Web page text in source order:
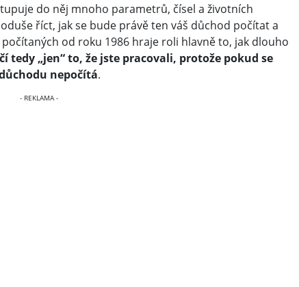
do něj mnoho parametrů, čísel a životních
říct, jak se bude právě ten váš důchod počítat a
od roku 1986 hraje roli hlavně to, jak dlouho
tedy „jen“ to, že jste pracovali, protože pokud se
nepočítá.